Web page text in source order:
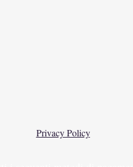
Privacy Policy